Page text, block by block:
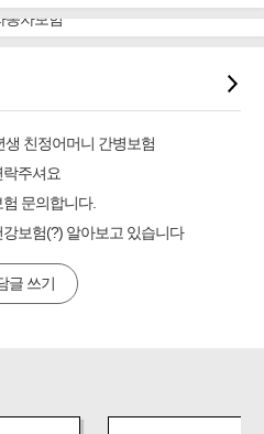
연금재테크!
대비 운전자보험
강보험
에 4세대 가입
생 친정어머니 간병보험
락주셔요
문의합니다.
강보험(?) 알아보고 있습니다
글 쓰기